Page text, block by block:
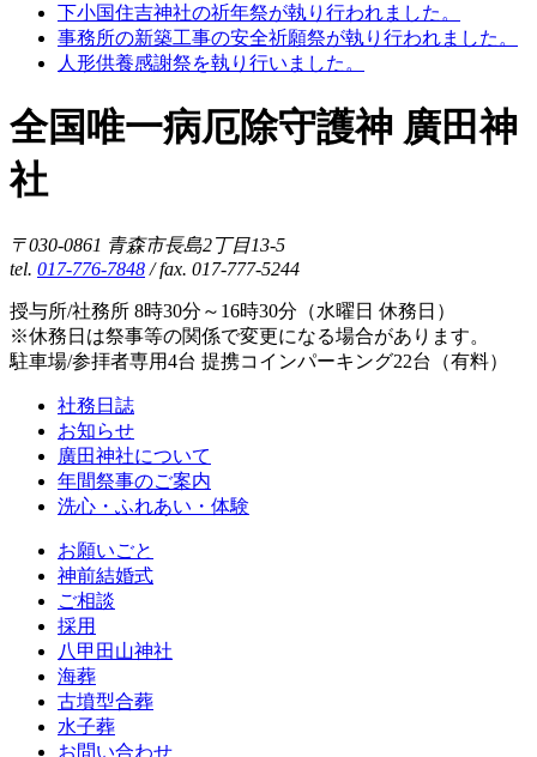
下小国住吉神社の祈年祭が執り行われました。
事務所の新築工事の安全祈願祭が執り行われました。
人形供養感謝祭を執り行いました。
全国唯一病厄除守護神 廣田神
社
〒030-0861 青森市長島2丁目13-5
tel. 017-776-7848 / fax. 017-777-5244
授与所/社務所 8時30分～16時30分（水曜日 休務日）
※休務日は祭事等の関係で変更になる場合があります。
駐車場/参拝者専用4台 提携コインパーキング22台（有料）
社務日誌
お知らせ
廣田神社について
年間祭事のご案内
洗心・ふれあい・体験
お願いごと
神前結婚式
ご相談
採用
八甲田山神社
海葬
古墳型合葬
水子葬
お問い合わせ